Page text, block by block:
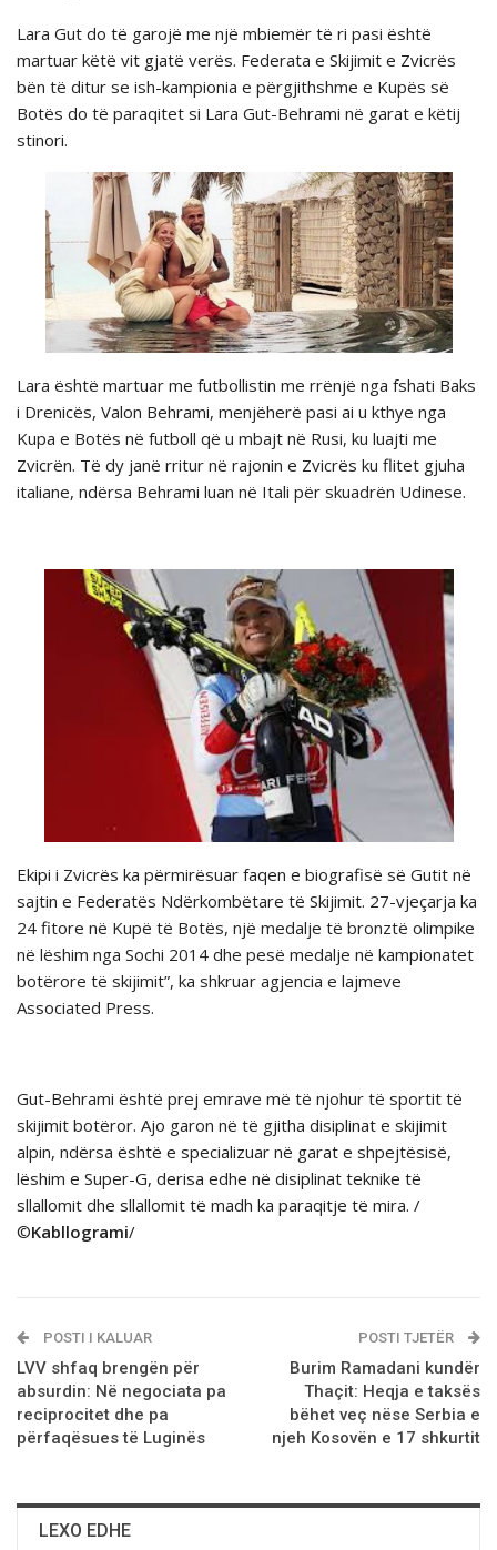
Lara Gut do të garojë me një mbiemër të ri pasi është
martuar këtë vit gjatё verёs. Federata e Skijimit e Zvicrës
bёn tё ditur se ish-kampionia e përgjithshme e Kupës së
Botës do të paraqitet si Lara Gut-Behrami në garat e këtij
stinori.
Lara është martuar me futbollistin me rrёnjё nga fshati Baks
i Drenicёs, Valon Behrami, menjёherё pasi ai u kthye nga
Kupa e Botës nё futboll qё u mbajt nё Rusi, ku luajti me
Zvicrën. Të dy janë rritur në rajonin e Zvicrës ku flitet gjuha
italiane, ndërsa Behrami luan në Itali për skuadrën Udinese.
Ekipi i Zvicrës ka përmirësuar faqen e biografisë së Gutit në
sajtin e Federatës Ndërkombëtare të Skijimit. 27-vjeçarja ka
24 fitore në Kupë të Botës, një medalje të bronztë olimpike
në lëshim nga Sochi 2014 dhe pesë medalje në kampionatet
botërore të skijimit”, ka shkruar agjencia e lajmeve
Associated Press.
Gut-Behrami është prej emrave më të njohur të sportit të
skijimit botёror. Ajo garon në të gjitha disiplinat e skijimit
alpin, ndërsa është e specializuar në garat e shpejtësisë,
lëshim e Super-G, derisa edhe nё disiplinat teknike tё
sllallomit dhe sllallomit tё madh ka paraqitje tё mira. /
©Kabllogrami/
POSTI I KALUAR
LVV shfaq brengёn pёr
absurdin: Në negociata pa
reciprocitet dhe pa
përfaqësues të Luginës
POSTI TJETËR
Burim Ramadani kundër
Thaçit: Heqja e taksës
bëhet veç nëse Serbia e
njeh Kosovën e 17 shkurtit
LEXO EDHE